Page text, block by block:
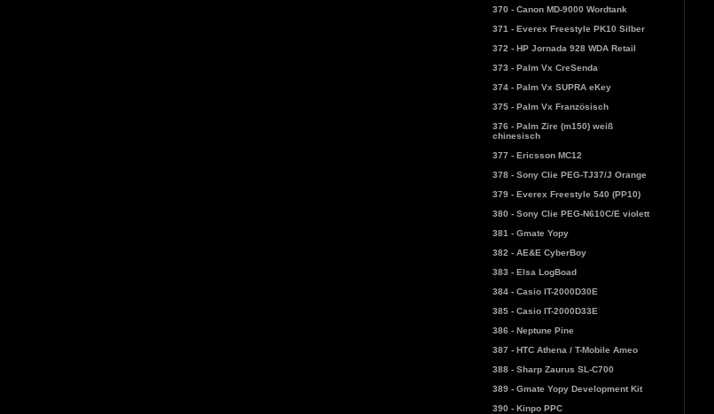
370 - Canon MD-9000 Wordtank
371 - Everex Freestyle PK10 Silber
372 - HP Jornada 928 WDA Retail
373 - Palm Vx CreSenda
374 - Palm Vx SUPRA eKey
375 - Palm Vx Französisch
376 - Palm Zire (m150) weiß
chinesisch
377 - Ericsson MC12
378 - Sony Clie PEG-TJ37/J Orange
379 - Everex Freestyle 540 (PP10)
380 - Sony Clie PEG-N610C/E violett
381 - Gmate Yopy
382 - AE&E CyberBoy
383 - Elsa LogBoad
384 - Casio IT-2000D30E
385 - Casio IT-2000D33E
386 - Neptune Pine
387 - HTC Athena / T-Mobile Ameo
388 - Sharp Zaurus SL-C700
389 - Gmate Yopy Development Kit
390 - Kinpo PPC